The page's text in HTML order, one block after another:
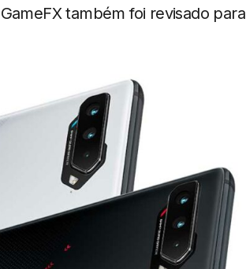
também foi revisado para